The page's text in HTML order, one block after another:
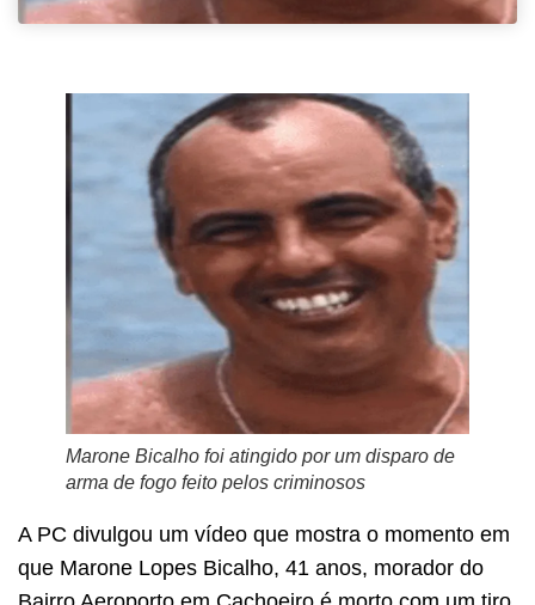
Marone Bicalho foi atingido por um disparo de
arma de fogo feito pelos criminosos
A PC divulgou um vídeo que mostra o momento em
que Marone Lopes Bicalho, 41 anos, morador do